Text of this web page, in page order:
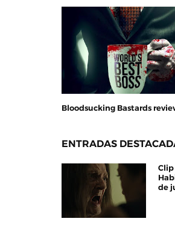
Bloodsucking Bastards
ENTRADAS
Clip
de